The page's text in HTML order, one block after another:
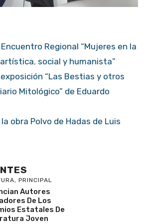
Regional “Mujeres en la
, social y humanista”
“Las Bestias y otros
Mitológico” de Eduardo
obra Polvo de Hadas de Luis
, PRINCIPAL
Autores
De Los
Estatales De
Joven